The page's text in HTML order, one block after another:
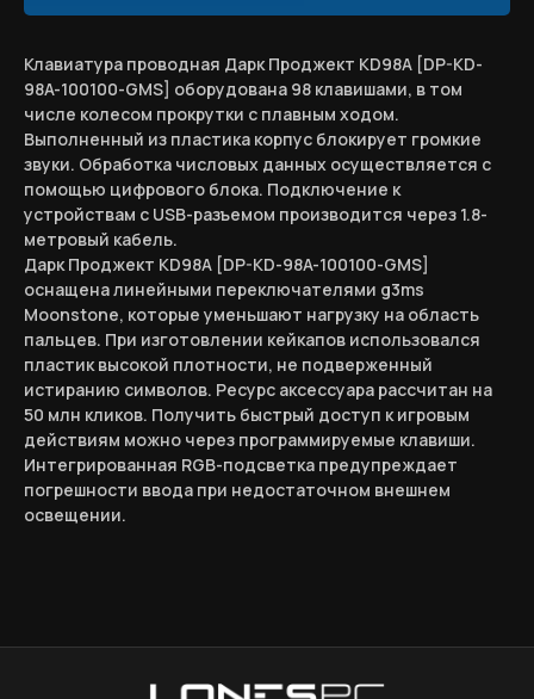
Клавиатура проводная Дарк Проджект KD98A [DP-KD-
98A-100100-GMS] оборудована 98 клавишами, в том
числе колесом прокрутки с плавным ходом.
Выполненный из пластика корпус блокирует громкие
звуки. Обработка числовых данных осуществляется с
помощью цифрового блока. Подключение к
устройствам с USB-разъемом производится через 1.8-
метровый кабель.
Дарк Проджект KD98A [DP-KD-98A-100100-GMS]
оснащена линейными переключателями g3ms
Moonstone, которые уменьшают нагрузку на область
пальцев. При изготовлении кейкапов использовался
пластик высокой плотности, не подверженный
истиранию символов. Ресурс аксессуара рассчитан на
50 млн кликов. Получить быстрый доступ к игровым
действиям можно через программируемые клавиши.
Интегрированная RGB-подсветка предупреждает
погрешности ввода при недостаточном внешнем
освещении.